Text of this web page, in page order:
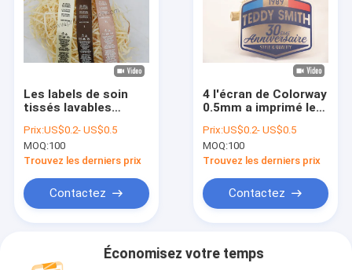
Les labels de soin
tissés lavables
corrections
imprimées pour Polo
Shirt
Prix:US$0.2- US$0.5
MOQ:100
Trouvez les derniers prix
Contactez
4 l'écran de Colorway
0.5mm a imprimé les
transparent pour
l'habillement
Prix:US$0.2- US$0.5
MOQ:100
Trouvez les derniers prix
Contactez
Économisez votre temps